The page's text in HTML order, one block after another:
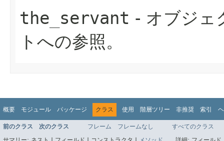
the_servant - オブジェ
トへの参照。
概要 モジュール パッケージ クラス 使用 階層ツリー 非推奨 索引
前のクラス 次のクラス フレーム フレームなし
すべてのクラス